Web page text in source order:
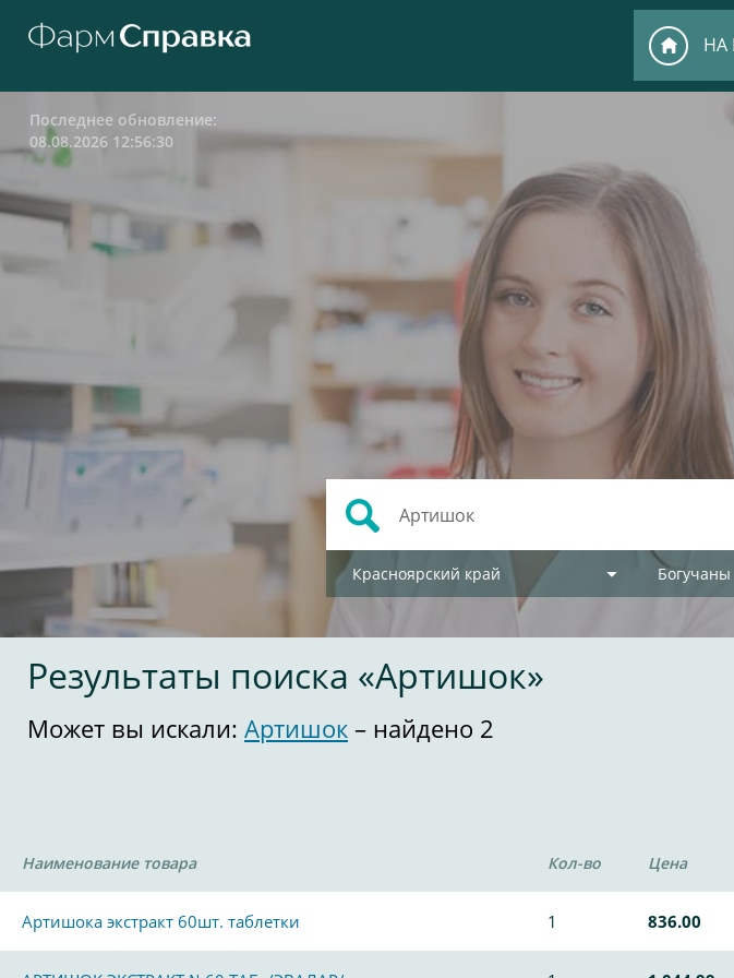
НА
Последнее обновление:
08.08.2026 12:56:30
Красноярский край Богучаны
Результаты поиска «Артишок»
Может вы искали: Артишок – найдено 2
Наименование товара Кол-во Цена
Артишока экстракт 60шт. таблетки 1 836.00